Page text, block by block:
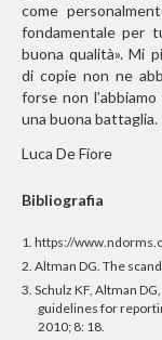
come
fondamentale per
buona qualità». Mi
di copie non ne
forse non
una buona battaglia.
Luca De Fiore
Bibliografia
1. https://
2. Altman DG. The
3. Schulz KF, Altman
guidelines for
2010; 8: 18.